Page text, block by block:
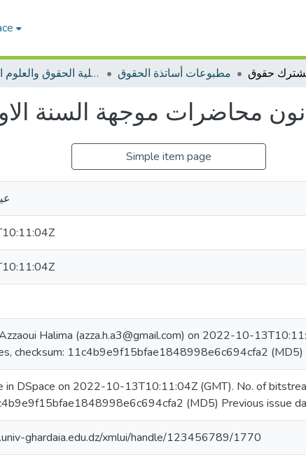
مطبوعات أساتذة كلية الحقوق والعلوم السياسية مطبوعات أساتذة الحقوق
محاضرات موجهة السنة
Simple item page
Halima (azza.h.a3@gmail.com) on 2022-10-
checksum: 11c4b9e9f15bfae1848998e6c694cfa2 (MD5)
in DSpace on 2022-10-13T10:11:04Z (GMT). No. of
(MD5) Previous issue
ghardaia.edu.dz/xmlui/handle/123456789/1770